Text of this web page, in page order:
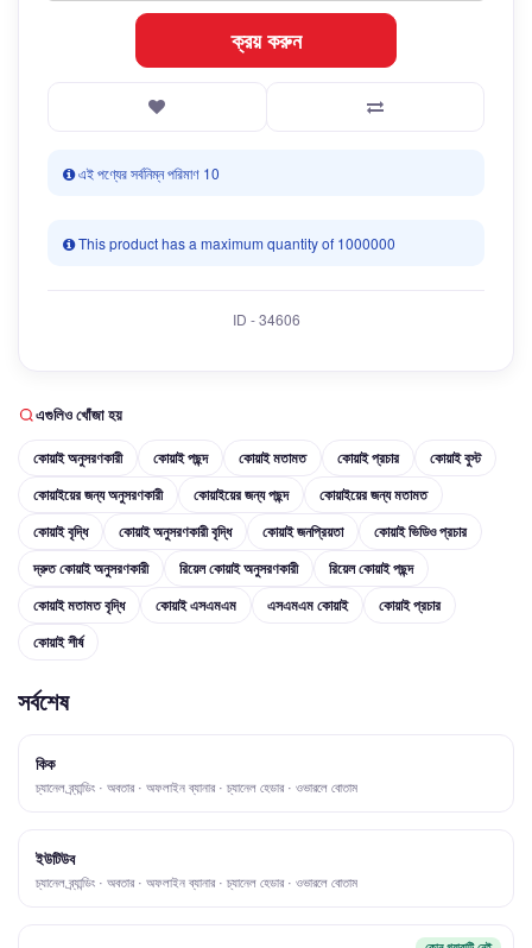
ক্রয় করুন
এই পণ্যের সর্বনিম্ন পরিমাণ 10
This product has a maximum quantity of 1000000
ID - 34606
এগুলিও খোঁজা হয়
কোয়াই অনুসরণকারী
কোয়াই পছন্দ কোয়াই মতামত কোয়াই প্রচার
কোয়াই বুস্ট
কোয়াইয়ের জন্য অনুসরণকারী
কোয়াইয়ের জন্য পছন্দ
কোয়াইয়ের জন্য মতামত
কোয়াই বৃদ্ধি
কোয়াই অনুসরণকারী বৃদ্ধি কোয়াই জনপ্রিয়তা
কোয়াই ভিডিও প্রচার
দ্রুত কোয়াই অনুসরণকারী
রিয়েল কোয়াই অনুসরণকারী
রিয়েল কোয়াই পছন্দ
কোয়াই মতামত বৃদ্ধি
কোয়াই এসএমএম এসএমএম কোয়াই
কোয়াই প্রচার
কোয়াই শীর্ষ
সর্বশেষ
কিক
চ্যানেল ব্র্যান্ডিং · অবতার · অফলাইন ব্যানার · চ্যানেল হেডার · ওভারলে বোতাম
ইউটিউব
চ্যানেল ব্র্যান্ডিং · অবতার · অফলাইন ব্যানার · চ্যানেল হেডার · ওভারলে বোতাম